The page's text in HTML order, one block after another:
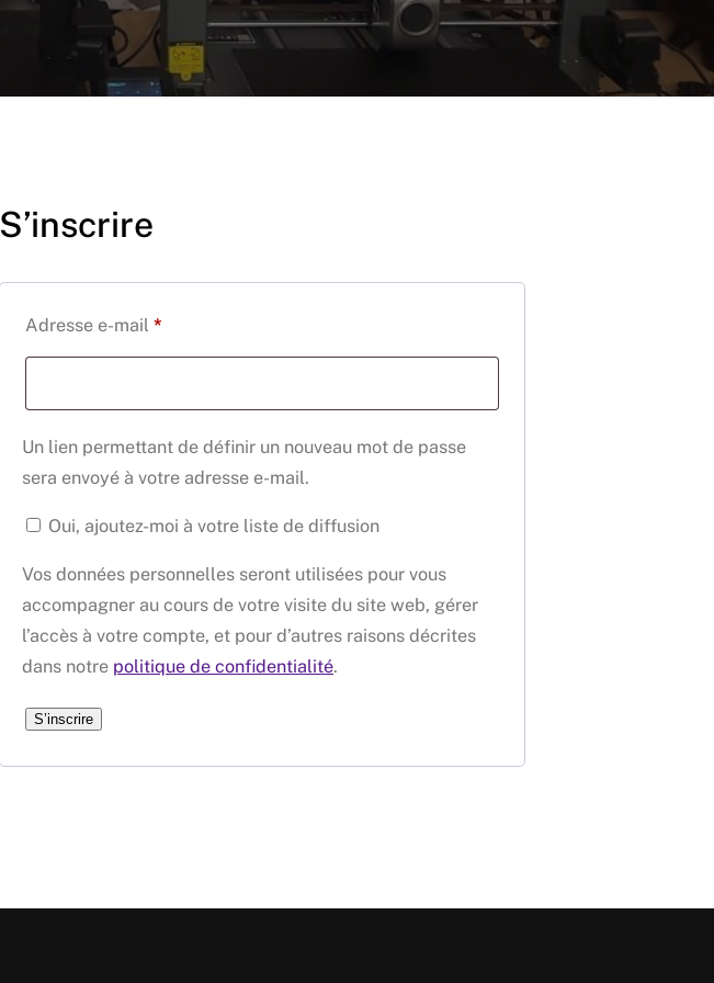
S’inscrire
Adresse e-mail *
Un lien permettant de définir un nouveau mot de passe
sera envoyé à votre adresse e-mail.
Oui, ajoutez-moi à votre liste de diffusion
Vos données personnelles seront utilisées pour vous
accompagner au cours de votre visite du site web, gérer
l’accès à votre compte, et pour d’autres raisons décrites
dans notre politique de confidentialité.
S’inscrire